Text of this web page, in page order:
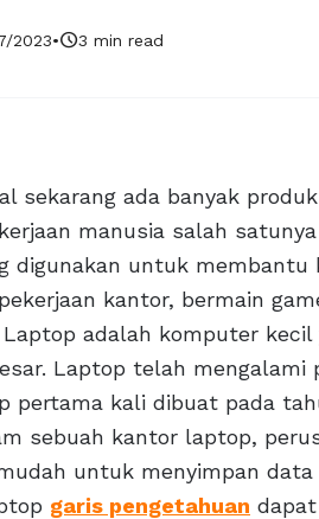
2023•schedule3 min read
sekarang ada banyak
manusia salah
digunakan untuk
kantor, bermain
adalah komputer
Laptop telah
pertama kali dibuat pada
sebuah kantor laptop,
untuk menyimpan
garis pengetahuan